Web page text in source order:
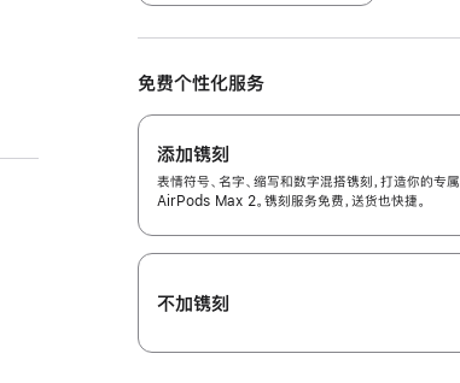
免费个性化服务
添加镌刻
表情符号、名字、缩写和数字混搭镌刻，打造你的专属
AirPods Max 2。镌刻服务免费，送货也快捷。
不加镌刻